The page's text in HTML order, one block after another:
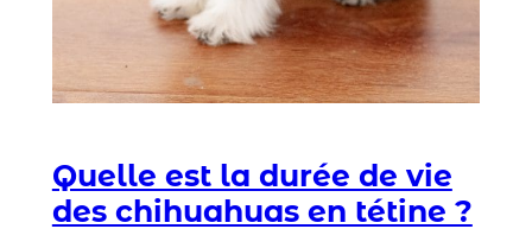
Quelle est la durée de vie
des chihuahuas en tétine ?